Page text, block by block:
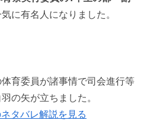
！
ネタバレ最新話！ルリの
話のネタバレ最新話！ル
に有名人になりました。
育委員が諸事情で司会進行等
の矢が立ちました。
タバレ解説を見る